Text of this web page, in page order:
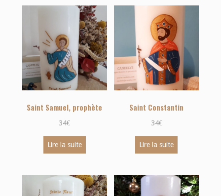
Saint Samuel, prophète
34€
Lire la suite
Saint Constantin
34€
Lire la suite